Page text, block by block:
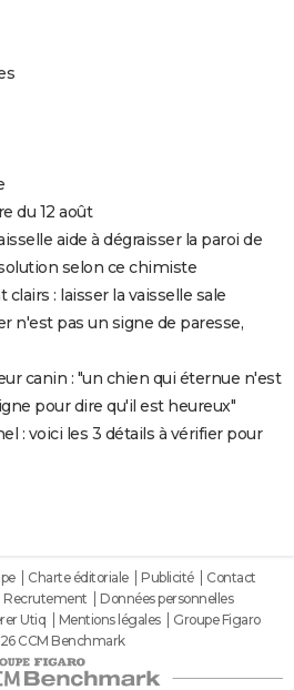
du 12 août
aide à dégraisser la paroi de
selon ce chimiste
: laisser la vaisselle sale
n'est pas un signe de paresse,
canin : "un chien qui éternue n'est
pour dire qu'il est heureux"
: voici les 3 détails à vérifier pour
Charte éditoriale Publicité
Contact
Recrutement
Données personnelles
Utiq Mentions légales
Groupe Figaro
CCM Benchmark